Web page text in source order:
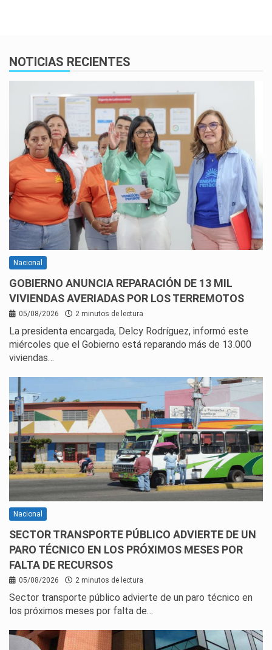
NOTICIAS RECIENTES
Nacional
GOBIERNO ANUNCIA REPARACIÓN DE 13 MIL
VIVIENDAS AVERIADAS POR LOS TERREMOTOS
05/08/2026 2 minutos de lectura
La presidenta encargada, Delcy Rodríguez, informó este
miércoles que el Gobierno está reparando más de 13.000
viviendas…
Nacional
SECTOR TRANSPORTE PÚBLICO ADVIERTE DE UN
PARO TÉCNICO EN LOS PRÓXIMOS MESES POR
FALTA DE RECURSOS
05/08/2026 2 minutos de lectura
Sector transporte público advierte de un paro técnico en
los próximos meses por falta de…